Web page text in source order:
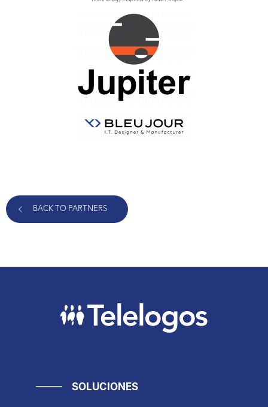
BACK TO PARTNERS
SOLUCIONES